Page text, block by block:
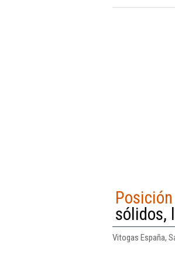
Posición
sólidos,
Vitogas España,